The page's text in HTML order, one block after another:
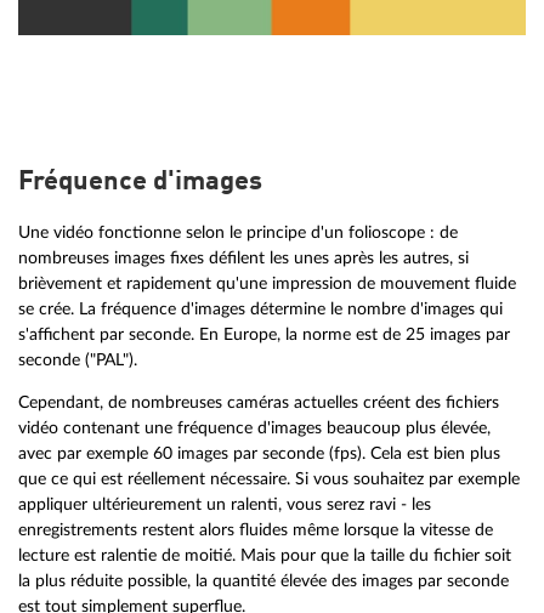
Fréquence d'images
Une vidéo fonctionne selon le principe d'un folioscope : de
nombreuses images fixes défilent les unes après les autres, si
brièvement et rapidement qu'une impression de mouvement fluide
se crée. La fréquence d'images détermine le nombre d'images qui
s'affichent par seconde. En Europe, la norme est de 25 images par
seconde ("PAL").
Cependant, de nombreuses caméras actuelles créent des fichiers
vidéo contenant une fréquence d'images beaucoup plus élevée,
avec par exemple 60 images par seconde (fps). Cela est bien plus
que ce qui est réellement nécessaire. Si vous souhaitez par exemple
appliquer ultérieurement un ralenti, vous serez ravi - les
enregistrements restent alors fluides même lorsque la vitesse de
lecture est ralentie de moitié. Mais pour que la taille du fichier soit
la plus réduite possible, la quantité élevée des images par seconde
est tout simplement superflue.